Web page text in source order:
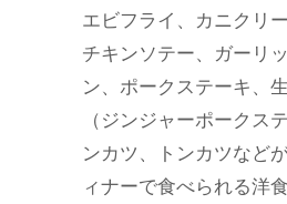
エビフライ、カニクリ
チキンソテー、ガーリ
ン、ポークステーキ、
（ジンジャーポークス
ンカツ、トンカツなど
ィナーで食べられる洋